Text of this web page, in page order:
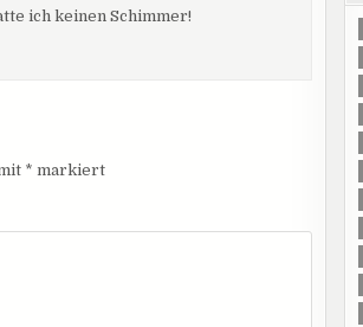
ich keinen Schimmer!
* markiert